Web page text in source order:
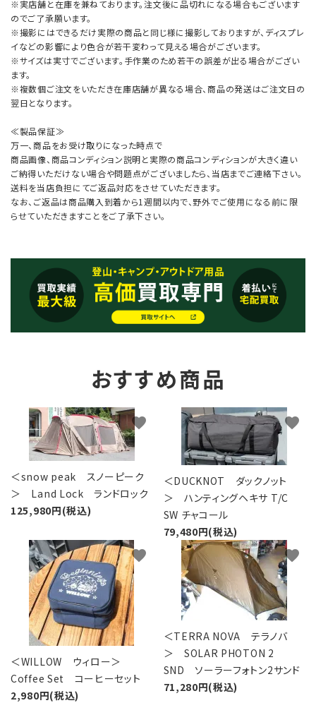
※実店舗と在庫を兼ねております。注文後に品切れになる場合もございます
のでご了承願います。
※撮影にはできるだけ実際の商品と同じ様に撮影しておりますが、ディスプレ
イなどの影響により色合が若干変わって見える場合がございます。
※サイズは実寸でございます。手作業のため若干の誤差が出る場合がござい
ます。
※複数個ご注文をいただき在庫店舗が異なる場合、商品の発送はご注文日の
翌日となります。
≪製品保証≫
万一、商品をお受け取りになった時点で
商品画像、商品コンディション説明と実際の商品コンディションが大きく違い
ご納得いただけない場合や問題点がございましたら、当店までご連絡下さい。
送料を当店負担にてご返品対応をさせていただきます。
なお、ご返品は商品購入到着から1週間以内で、野外でご使用になる前に限
らせていただきますことをご了承下さい。
おすすめ商品
＜snow peak スノーピーク
＞ Land Lock ランドロック
125,980円(税込)
favorite
＜DUCKNOT ダックノット
＞ ハンティングヘキサ T/C
SW チャコール
79,480円(税込)
favorite
＜WILLOW ウィロー＞
Coffee Set コーヒーセット
2,980円(税込)
favorite
＜TERRA NOVA テラノバ
＞ SOLAR PHOTON 2
SND ソーラーフォトン2サンド
71,280円(税込)
favorite